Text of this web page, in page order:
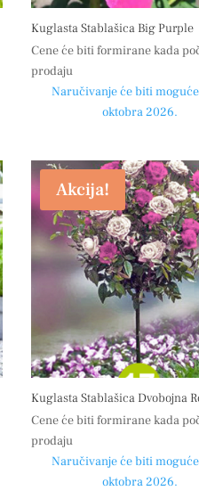
Kuglasta Stablašica Big Purple
Cene će biti formirane kada
prodaju
Naručivanje će biti
oktobra 2026.
Akcija!
Kuglasta Stablašica Dvobojna
Cene će biti formirane kada
prodaju
Naručivanje će biti
oktobra 2026.